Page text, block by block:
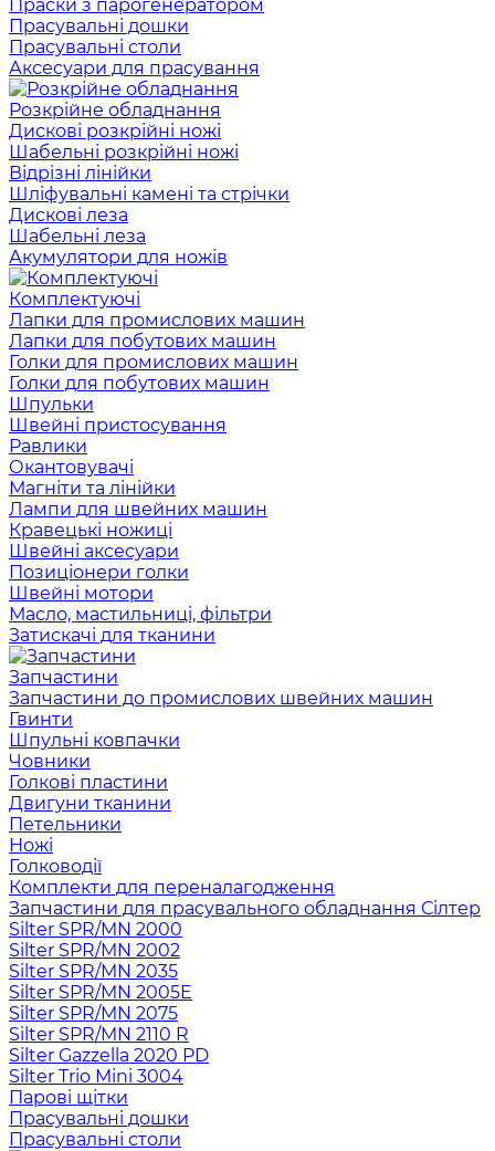
Праски з парогенератором
Прасувальні дошки
Прасувальні столи
Аксесуари для прасування
Розкрійне обладнання
Дискові розкрійні ножі
Шабельні розкрійні ножі
Відрізні лінійки
Шліфувальні камені та стрічки
Дискові леза
Шабельні леза
Акумулятори для ножів
Комплектуючі
Лапки для промислових машин
Лапки для побутових машин
Голки для промислових машин
Голки для побутових машин
Шпульки
Швейні пристосування
Равлики
Окантовувачі
Магніти та лінійки
Лампи для швейних машин
Кравецькі ножиці
Швейні аксесуари
Позиціонери голки
Швейні мотори
Масло, мастильниці, фільтри
Затискачі для тканини
Запчастини
Запчастини до промислових швейних машин
Гвинти
Шпульні ковпачки
Човники
Голкові пластини
Двигуни тканини
Петельники
Ножі
Голководії
Комплекти для переналагодження
Запчастини для прасувального обладнання Сілтер
Silter SPR/MN 2000
Silter SPR/MN 2002
Silter SPR/MN 2035
Silter SPR/MN 2005E
Silter SPR/MN 2075
Silter SPR/MN 2110 R
Silter Gazzella 2020 PD
Silter Trio Mini 3004
Парові щітки
Прасувальні дошки
Прасувальні столи